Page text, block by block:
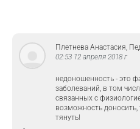
Плетнева Анастасия,
02:53 12 апреля 2018 г
недоношенность - это
заболеваний, в том
связанных с
возможность
тянуть!